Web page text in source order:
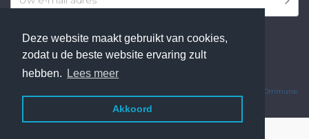
Deze website maakt gebruikt van cookies,
zodat u de beste website ervaring zult
hebben.
Lees meer
Akkoord
©2018 Online Museum de Bilt. Alle rechten voorbehouden.
Ommune